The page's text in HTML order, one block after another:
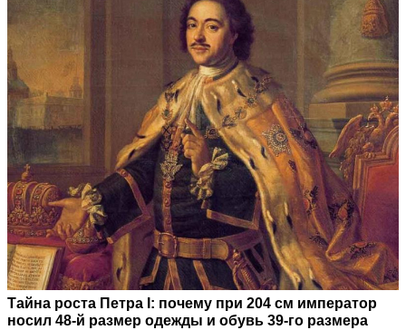
Тайна роста Петра I: почему при 204 см император
носил 48-й размер одежды и обувь 39-го размера